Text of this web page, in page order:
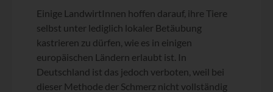
Einige LandwirtInnen hoffen darauf, ihre Tiere
selbst unter lediglich lokaler Betäubung
kastrieren zu dürfen, wie es in einigen
europäischen Ländern erlaubt ist. In
Deutschland ist das jedoch verboten, weil bei
dieser Methode der Schmerz nicht vollständig